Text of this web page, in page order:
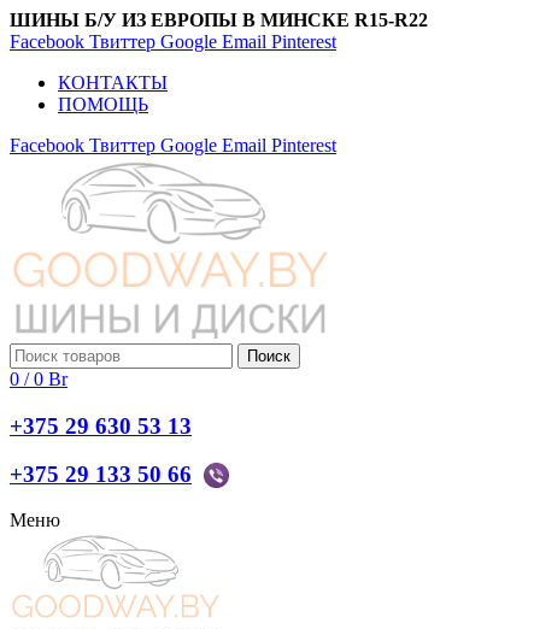
ШИНЫ Б/У ИЗ ЕВРОПЫ В МИНСКЕ R15-R22
Facebook Твиттер Google Email Pinterest
КОНТАКТЫ
ПОМОЩЬ
Facebook Твиттер Google Email Pinterest
Поиск
0 / 0 Br
+375 29 630 53 13
+375 29 133 50 66
Меню